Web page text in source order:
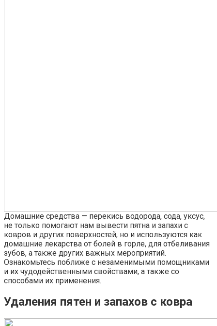
Домашние средства — перекись водорода, сода, уксус,
не только помогают нам вывести пятна и запахи с
ковров и других поверхностей, но и используются как
домашние лекарства от болей в горле, для отбеливания
зубов, а также других важных мероприятий.
Ознакомьтесь поближе с незаменимыми помощниками
и их чудодейственными свойствами, а также со
способами их применения.
Удаления пятен и запахов с ковра